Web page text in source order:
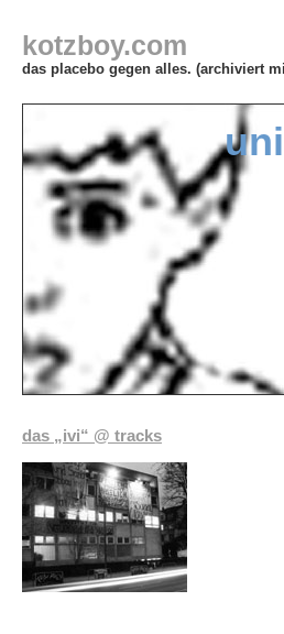
kotzboy.com
das placebo gegen alles. (archiviert
das „ivi“ @ tracks